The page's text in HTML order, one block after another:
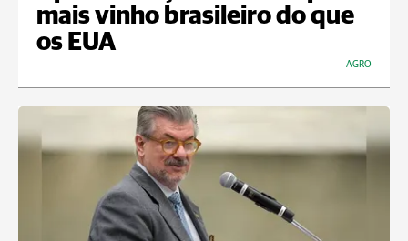
mais vinho brasileiro do que
os EUA
AGRO